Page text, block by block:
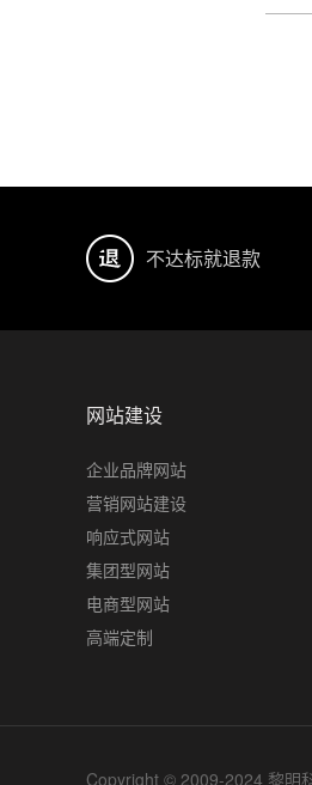
不达标就退款
网站建设
企业品牌网站
营销网站建设
响应式网站
集团型网站
电商型网站
高端定制
Copyright © 2009-2024 黎明